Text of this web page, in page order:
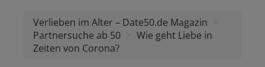
Verlieben im Alter – Date50.de Magazin
Partnersuche ab 50
Wie geht Liebe in
Zeiten von Corona?